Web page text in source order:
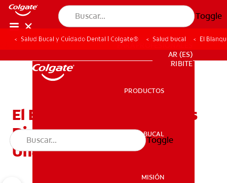
Toggle
SALUD BUCAL
PARA PROFESIONALES
AR (ES)
SUSCRIBITE
PRODUCTOS
SALUD BUCAL
MISIÓN
Toggle
Salud Bucal y Cuidado Dental | Colgate® Salud bucal El
El Blanqueamiento De Los
Dientes Continúa Siendo
Una Opción Deseada